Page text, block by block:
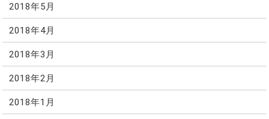
2018年5月
2018年4月
2018年3月
2018年2月
2018年1月